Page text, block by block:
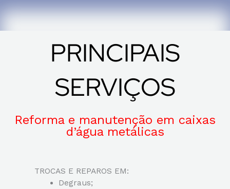
PRINCIPAIS
SERVIÇOS
Reforma e manutenção em caixas
d’água metálicas
TROCAS E REPAROS EM:
Degraus;